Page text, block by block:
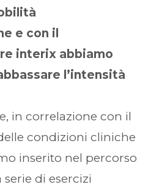
e con il
interix abbiamo
l’intensità
in correlazione con il
condizioni cliniche
inserito nel percorso
di esercizi